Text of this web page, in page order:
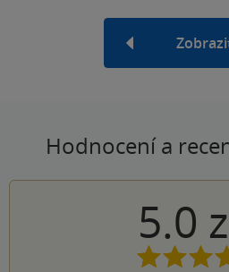
Hodnocení a
5.0 z